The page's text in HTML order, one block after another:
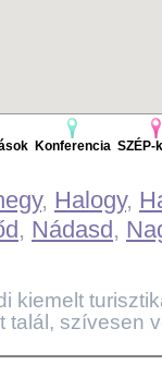
Konferencia SZÉP-
, Halogy,
, Nádasd,
kiemelt
talál, szívesen